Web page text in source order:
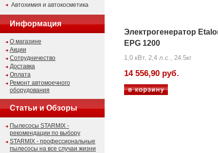
Автохимия и автокосметика
Информация
О магазине
Акции
Сотрудничество
Доставка
Оплата
Ремонт автомоечного
оборудования
Статьи и Обзоры
Пылесосы STARMIX -
рекомендации по выбору
STARMIX - профессиональные
пылесосы на все случаи жизни
Электрогенератор
EPG 1200
1,0 кВт, 2,4 л.с., 24.5кг
14 556,90 руб.